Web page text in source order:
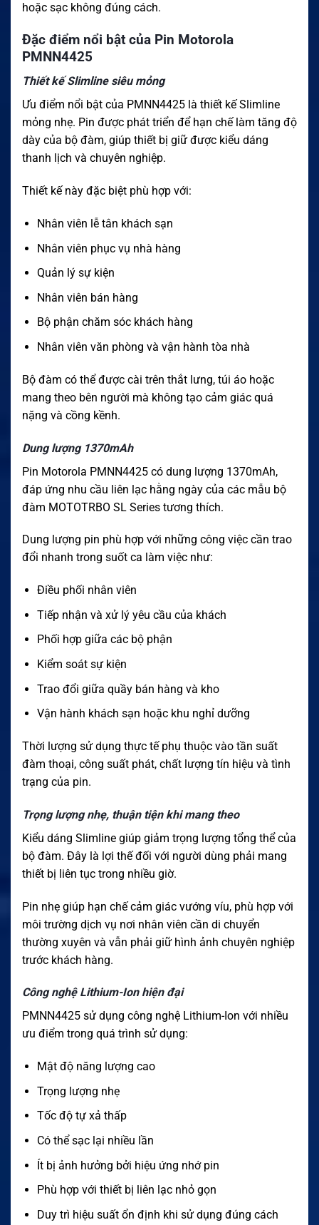
hoặc sạc không đúng cách.
Đặc điểm nổi bật của Pin Motorola
PMNN4425
Thiết kế Slimline siêu mỏng
Ưu điểm nổi bật của PMNN4425 là thiết kế Slimline
mỏng nhẹ. Pin được phát triển để hạn chế làm tăng độ
dày của bộ đàm, giúp thiết bị giữ được kiểu dáng
thanh lịch và chuyên nghiệp.
Thiết kế này đặc biệt phù hợp với:
Nhân viên lễ tân khách sạn
Nhân viên phục vụ nhà hàng
Quản lý sự kiện
Nhân viên bán hàng
Bộ phận chăm sóc khách hàng
Nhân viên văn phòng và vận hành tòa nhà
Bộ đàm có thể được cài trên thắt lưng, túi áo hoặc
mang theo bên người mà không tạo cảm giác quá
nặng và cồng kềnh.
Dung lượng 1370mAh
Pin Motorola PMNN4425 có dung lượng 1370mAh,
đáp ứng nhu cầu liên lạc hằng ngày của các mẫu bộ
đàm MOTOTRBO SL Series tương thích.
Dung lượng pin phù hợp với những công việc cần trao
đổi nhanh trong suốt ca làm việc như:
Điều phối nhân viên
Tiếp nhận và xử lý yêu cầu của khách
Phối hợp giữa các bộ phận
Kiểm soát sự kiện
Trao đổi giữa quầy bán hàng và kho
Vận hành khách sạn hoặc khu nghỉ dưỡng
Thời lượng sử dụng thực tế phụ thuộc vào tần suất
đàm thoại, công suất phát, chất lượng tín hiệu và tình
trạng của pin.
Trọng lượng nhẹ, thuận tiện khi mang theo
Kiểu dáng Slimline giúp giảm trọng lượng tổng thể của
bộ đàm. Đây là lợi thế đối với người dùng phải mang
thiết bị liên tục trong nhiều giờ.
Pin nhẹ giúp hạn chế cảm giác vướng víu, phù hợp với
môi trường dịch vụ nơi nhân viên cần di chuyển
thường xuyên và vẫn phải giữ hình ảnh chuyên nghiệp
trước khách hàng.
Công nghệ Lithium-Ion hiện đại
PMNN4425 sử dụng công nghệ Lithium-Ion với nhiều
ưu điểm trong quá trình sử dụng:
Mật độ năng lượng cao
Trọng lượng nhẹ
Tốc độ tự xả thấp
Có thể sạc lại nhiều lần
Ít bị ảnh hưởng bởi hiệu ứng nhớ pin
Phù hợp với thiết bị liên lạc nhỏ gọn
Duy trì hiệu suất ổn định khi sử dụng đúng cách